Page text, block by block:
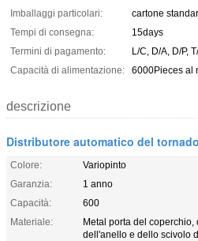
Imballaggi particolari:
cartone
Tempi di consegna:
15days
Termini di pagamento:
L/C, D/A, D/P,
Capacità di alimentazione:
6000Pieces al
descrizione
Distributore automatico del tornado
Colore:
Variopinto
Garanzia:
1 anno
Capacità:
600
Materiale:
Metal porta del
dell'anello e dello scivolo